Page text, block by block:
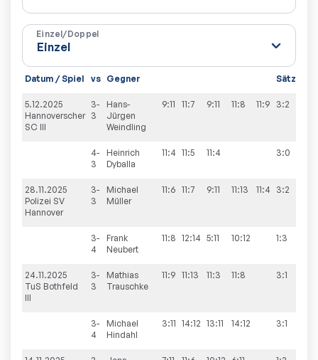
Einzel/Doppel
Datum / Spiel vs Gegner Sätze
5.12.2025
Hannoverscher
SC III
3-
3
Hans-
Jürgen
Weindling
9:11 11:7 9:11 11:8 11:9 3:2
4-
3
Heinrich
Dyballa
11:4 11:5 11:4 3:0
28.11.2025
Polizei SV
Hannover
3-
3
Michael
Müller
11:6 11:7 9:11 11:13 11:4 3:2
3-
4
Frank
Neubert
11:8 12:14 5:11 10:12 1:3
24.11.2025
TuS Bothfeld
III
3-
3
Mathias
Trauschke
11:9 11:13 11:3 11:8 3:1
3-
4
Michael
Hindahl
3:11 14:12 13:11 14:12 3:1